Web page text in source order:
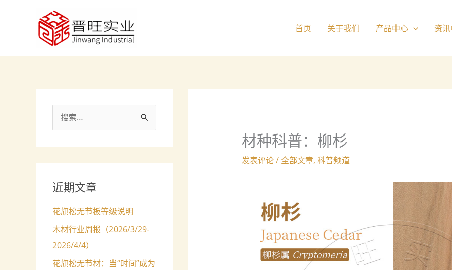
首页 关于我们 产品中心 资
近期文章
花旗松无节板等级说明
木材行业周报（2026/3/29-
2026/4/4）
花旗松无节材：当“时间”成为
材种科普：柳杉
发表评论/全部文章, 科普频道